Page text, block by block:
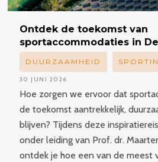
Ontdek de toekomst van
sportaccommodaties in
Hoe zorgen we ervoor dat
de toekomst aantrekkelijk,
blijven? Tijdens deze
onder leiding van Prof. dr.
ontdek je hoe een van de meest
DUURZAAMHEID
30 JUNI 2026